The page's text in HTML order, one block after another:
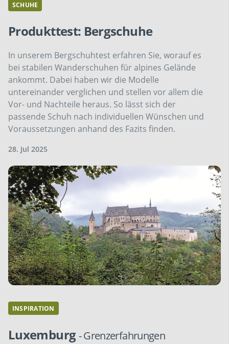
SCHUHE
Produkttest: Bergschuhe
In unserem Bergschuhtest erfahren Sie, worauf es
bei stabilen Wanderschuhen für alpines Gelände
ankommt. Dabei haben wir die Modelle
untereinander verglichen und stellen vor allem die
Vor- und Nachteile heraus. So lässt sich der
passende Schuh nach individuellen Wünschen und
Voraussetzungen anhand des Fazits finden.
28. Jul 2025
INSPIRATION
Luxemburg- Grenzerfahrungen